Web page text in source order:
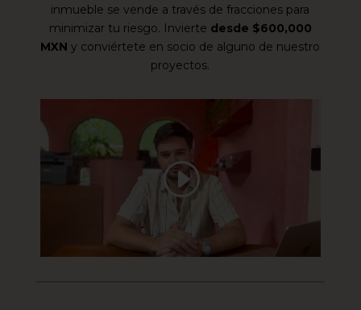
inmueble se vende a través de fracciones para
minimizar tu riesgo. Invierte desde $600,000
MXN y conviértete en socio de alguno de nuestro
proyectos.